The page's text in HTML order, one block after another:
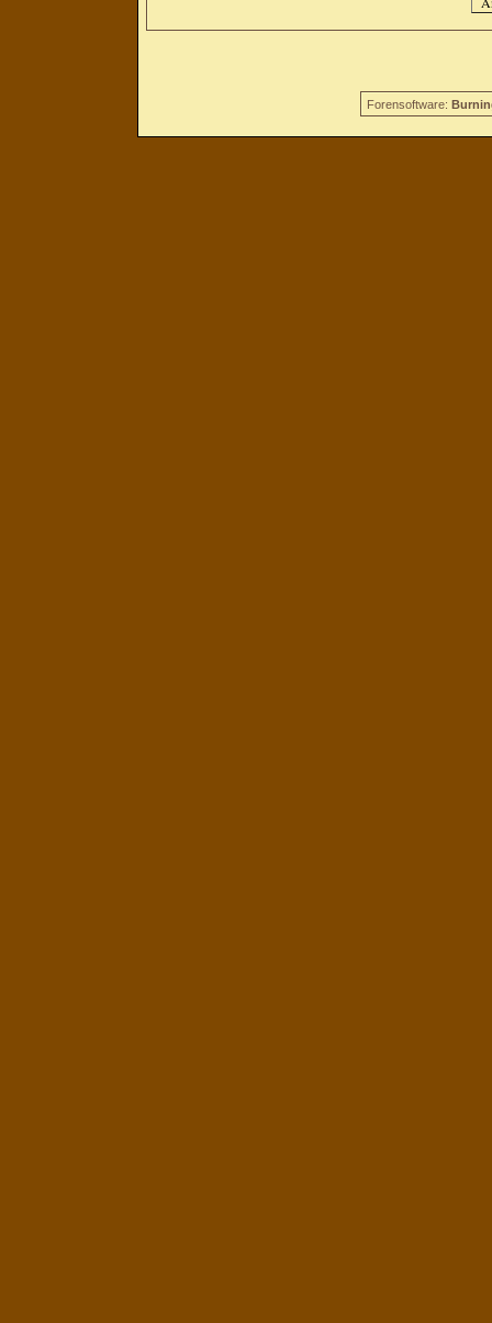
Forensoftware: